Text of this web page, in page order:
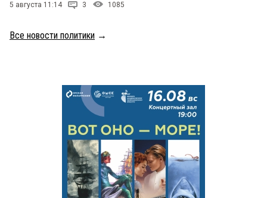
5 августа 11:14 3 1085
Все новости политики →